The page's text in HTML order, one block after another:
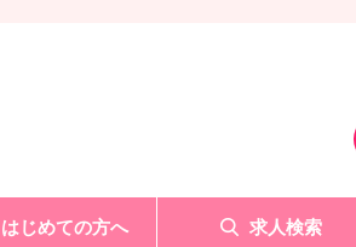
はじめての方へ 求人検索